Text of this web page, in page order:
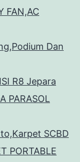
FAN,AC
Dan
R8 Jepara
PARASOL
SCBD
PORTABLE